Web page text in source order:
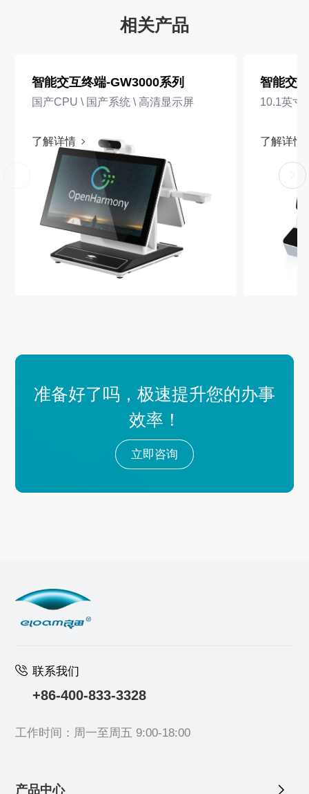
相关产品
智能交互终端-GW3000系列
国产CPU \ 国产系统 \ 高清显示屏
了解详情
智能交
10.1英寸
了解详情
准备好了吗，极速提升您的办事
效率！
立即咨询
联系我们
+86-400-833-3328
工作时间：周一至周五 9:00-18:00
产品中心